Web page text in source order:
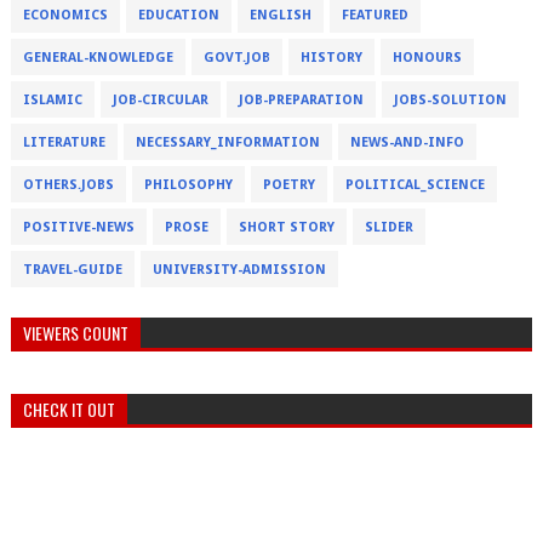
ECONOMICS EDUCATION ENGLISH FEATURED
GENERAL-KNOWLEDGE GOVT.JOB HISTORY HONOURS
ISLAMIC JOB-CIRCULAR JOB-PREPARATION JOBS-SOLUTION
LITERATURE NECESSARY_INFORMATION NEWS-AND-INFO
OTHERS.JOBS PHILOSOPHY POETRY POLITICAL_SCIENCE
POSITIVE-NEWS PROSE SHORT STORY SLIDER
TRAVEL-GUIDE UNIVERSITY-ADMISSION
VIEWERS COUNT
CHECK IT OUT